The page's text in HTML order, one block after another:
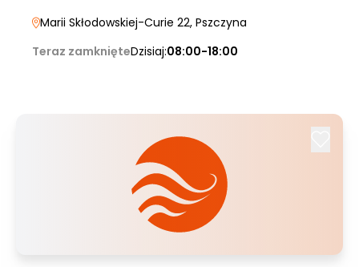
Marii Skłodowskiej-Curie 22, Pszczyna
Teraz zamknięteDzisiaj:08:00-18:00